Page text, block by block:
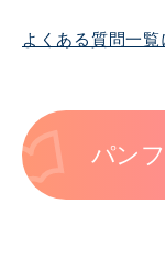
よくある質問一覧
パン